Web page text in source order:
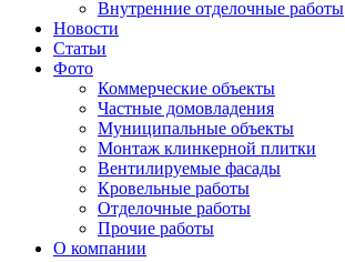
Внутренние отделочные работы
Новости
Статьи
Фото
Коммерческие объекты
Частные домовладения
Муниципальные объекты
Монтаж клинкерной плитки
Вентилируемые фасады
Кровельные работы
Отделочные работы
Прочие работы
О компании